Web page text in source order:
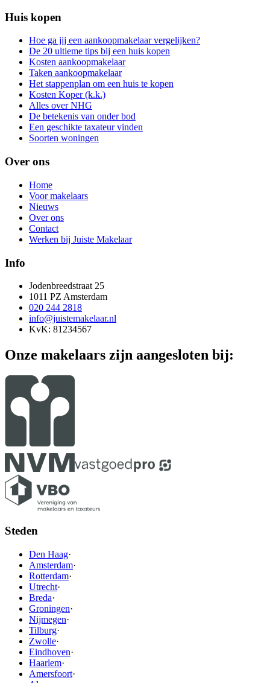
Huis kopen
Hoe ga jij een aankoopmakelaar vergelijken?
De 20 ultieme tips bij een huis kopen
Kosten aankoopmakelaar
Taken aankoopmakelaar
Het stappenplan om een huis te kopen
Kosten Koper (k.k.)
Alles over NHG
De betekenis van onder bod
Een geschikte taxateur vinden
Soorten woningen
Over ons
Home
Voor makelaars
Nieuws
Over ons
Contact
Werken bij Juiste Makelaar
Info
Jodenbreedstraat 25
1011 PZ Amsterdam
020 244 2818
info@juistemakelaar.nl
KvK: 81234567
Onze makelaars zijn aangesloten bij:
Steden
Den Haag·
Amsterdam·
Rotterdam·
Utrecht·
Breda·
Groningen·
Nijmegen·
Tilburg·
Zwolle·
Eindhoven·
Haarlem·
Amersfoort·